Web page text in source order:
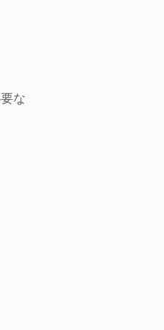
な